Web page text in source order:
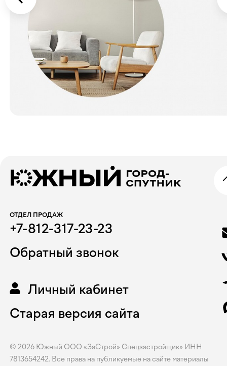
ОТДЕЛ ПРОДАЖ
+7-812-317-23-23
Обратный звонок
Личный кабинет
Старая версия сайта
© 2026 Южный ООО «ЗаСтрой» Спецзастройщик» ИНН
7813654242. Все права на публикуемые на сайте материалы